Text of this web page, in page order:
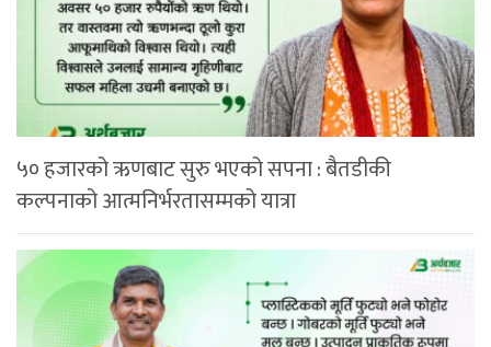
५० हजारको ऋणबाट सुरु भएको सपना : बैतडीकी
कल्पनाको आत्मनिर्भरतासम्मको यात्रा